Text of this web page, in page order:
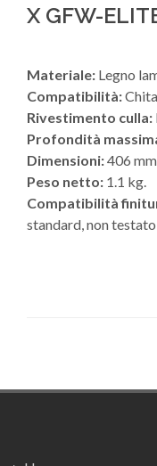
X GFW-
Materiale: Legno
Compatibilità:
Rivestimento culla:
Profondità
Dimensioni:406
Peso netto: 1.1 kg.
Compatibilità
standard, non